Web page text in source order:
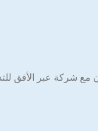
مع شركة عبر الأفق